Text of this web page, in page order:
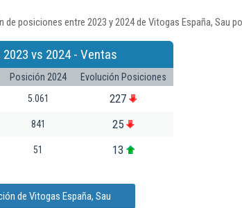
posiciones entre 2023 y 2024 de Vitogas España, Sau
vs 2024 - Ventas
Posición 2024
Evolución Posiciones
5.061 227
841 25
51 13
de Vitogas España, Sau